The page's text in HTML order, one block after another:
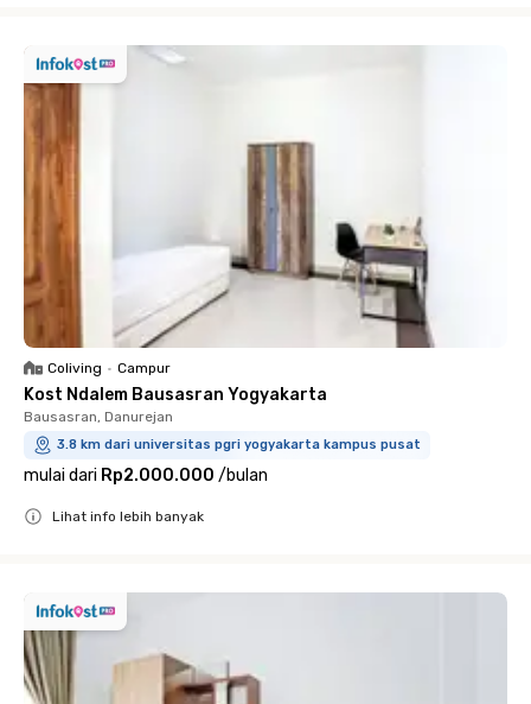
Coliving • Campur
Kost Ndalem Bausasran Yogyakarta
Bausasran, Danurejan
3.8 km dari universitas pgri yogyakarta kampus pusat
mulai dari Rp2.000.000 /bulan
Lihat info lebih banyak